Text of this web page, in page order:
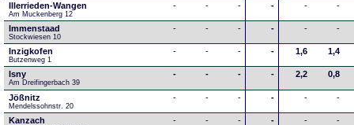
Illerrieden-Wangen
Am Muckenberg 12
- - - - - -
Immenstaad
Stockwiesen 10
- - - - - -
Inzigkofen
Butzenweg 1
- - - - 1,6 1,4
Isny
Am Dreifingerbach 39
- - - - 2,2 0,8
Jößnitz
Mendelssohnstr. 20
- - - - - -
Kanzach - - - - - -